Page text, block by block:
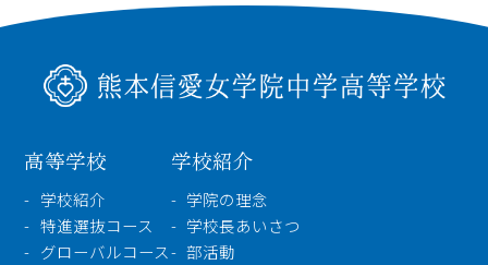
高等学校
学校紹介
特進選抜コース
グローバルコース
学校紹介
学院の理念
学校長あいさつ
部活動